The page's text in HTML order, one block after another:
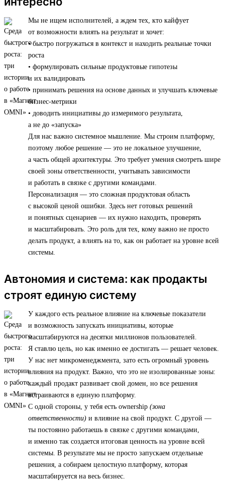
Мы не ищем исполнителей, а ждем тех, кто кайфует
от возможности влиять на результат и хочет:
• быстро погружаться в контекст и находить реальные точки
роста
• формулировать сильные продуктовые гипотезы
и их валидировать
• принимать решения на основе данных и улучшать ключевые
бизнес-метрики
• доводить инициативы до измеримого результата,
а не до «запуска»
Для нас важно системное мышление. Мы строим платформу,
поэтому любое решение — это не локальное улучшение,
а часть общей архитектуры. Это требует умения смотреть шире
своей зоны ответственности, учитывать зависимости
и работать в связке с другими командами.
Персонализация — это сложная продуктовая область
с высокой ценой ошибки. Здесь нет готовых решений
и понятных сценариев — их нужно находить, проверять
и масштабировать. Это роль для тех, кому важно не просто
делать продукт, а влиять на то, как он работает на уровне всей
системы.
Автономия и система: как продакты
строят единую систему
У каждого есть реальное влияние на ключевые показатели
и возможность запускать инициативы, которые
масштабируются на десятки миллионов пользователей.
Я ставлю цель, но как именно ее достигать — решает человек.
У нас нет микроменеджмента, зато есть огромный уровень
влияния на продукт. Важно, что это не изолированные зоны:
каждый продакт развивает свой домен, но все решения
встраиваются в единую платформу.
С одной стороны, у тебя есть ownership (зона
ответственности) и влияние на свой продукт. С другой —
ты постоянно работаешь в связке с другими командами,
и именно так создается итоговая ценность на уровне всей
системы. В результате мы не просто запускаем отдельные
решения, а собираем целостную платформу, которая
масштабируется на весь бизнес.